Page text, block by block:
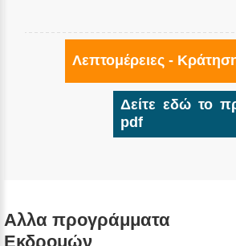
Λεπτομέρειες -
Δείτε εδώ το
pdf
Αλλα προγράμματα
Εκδρομών